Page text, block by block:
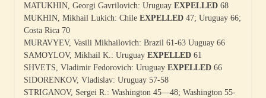
MATUKHIN, Georgi Gavrilovich: Uruguay EXPELLED 68
MUKHIN, Mikhail Lukich: Chile EXPELLED 47; Uruguay 66;
Costa Rica 70
MURAVYEV, Vasili Mikhailovich: Brazil 61-63 Uuguay 66
SAMOYLOV, Mikhail K.: Uruguay EXPELLED 61
SHVETS, Vladimir Fedorovich: Uruguay EXPELLED 66
SIDORENKOV, Vladislav: Uruguay 57-58
STRIGANOV, Sergei R.: Washington 45—48; Washington 55-